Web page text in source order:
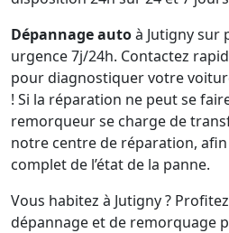
Dépannage autoà Jutigny sur
urgence 7j/24h. Contactez
pour diagnostiquer votre
! Si la réparation ne peut se
remorqueur se charge de
notre centre de réparation, afin
complet de l’état de la panne.
Vous habitez à Jutigny ?
dépannage et de remorquage